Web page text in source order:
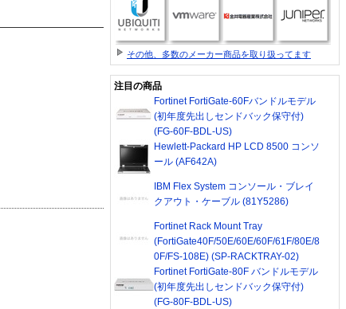
その他、多数のメーカー商品を取り扱ってます
注目の商品
Fortinet FortiGate-60Fバンドルモデル
(初年度先出しセンドバック保守付)
(FG-60F-BDL-US)
Hewlett-Packard HP LCD 8500 コンソ
ール (AF642A)
IBM Flex System コンソール・ブレイ
クアウト・ケーブル (81Y5286)
Fortinet Rack Mount Tray
(FortiGate40F/50E/60E/60F/61F/80E/8
0F/FS-108E) (SP-RACKTRAY-02)
Fortinet FortiGate-80F バンドルモデル
(初年度先出しセンドバック保守付)
(FG-80F-BDL-US)